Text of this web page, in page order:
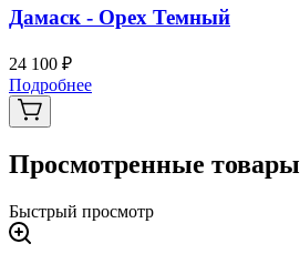
Дамаск - Орех Темный
24 100 ₽
Подробнее
Просмотренные товары
Быстрый просмотр